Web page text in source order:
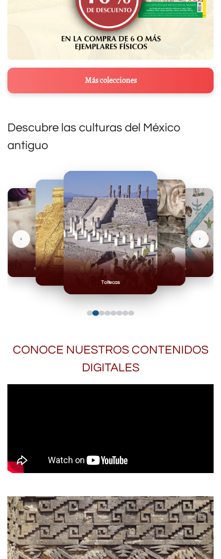
Más colecciones
Descubre las culturas del México
antiguo
Toltecas
Mexicas
Olmecas
‹ ›
CONOCE NUESTROS CONTENIDOS
DIGITALES